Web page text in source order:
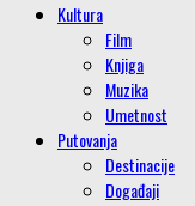
Kultura
Film
Knjiga
Muzika
Umetnost
Putovanja
Destinacije
Događaji